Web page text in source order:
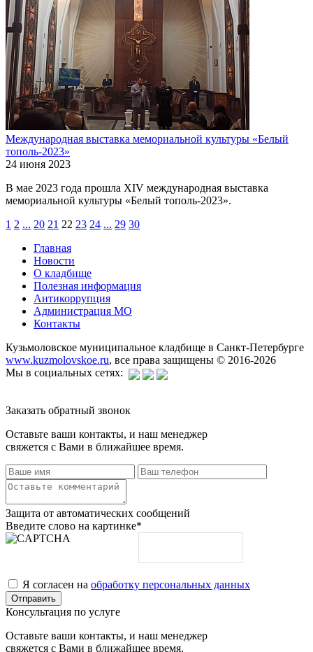
Международная выставка мемориальной культуры «Белый
тополь-2023»
24 июня 2023
В мае 2023 года прошла XIV международная выставка
мемориальной культуры «Белый тополь-2023».
1 2 ... 20 21 22 23 24 ... 29 30
Главная
Новости
О кладбище
Полезная информация
Антикоррупция
Администрация МО
Контакты
Кузьмоловское муниципальное кладбище в Санкт-Петербурге
www.kuzmolovskoe.ru, все права защищены © 2016-2026
Мы в социальных сетях:
Заказать обратный звонок
Оставьте ваши контакты, и наш менеджер
свяжется с Вами в ближайшее время.
Защита от автоматических сообщений
Введите слово на картинке*
Я согласен на обработку персональных данных
Консультация по услуге
Оставьте ваши контакты, и наш менеджер
свяжется с Вами в ближайшее время.